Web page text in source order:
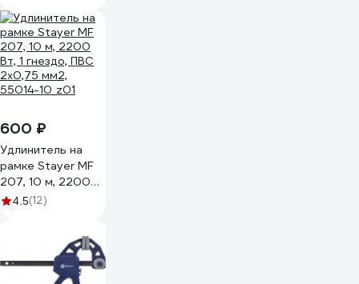
600 ₽
Удлинитель на
рамке Stayer MF
207, 10 м, 2200
Вт, 1 гнездо, ПВС
4.5(12)